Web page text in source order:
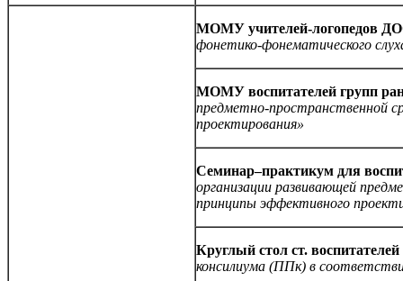
МОМУ учителей-логопедов
фонетико-фонематического
МОМУ воспитателей групп
предметно-пространственной
проектирования»
Семинар–практикум для
организации развивающей
принципы эффективного
Круглый стол ст.
консилиума (ППк) в